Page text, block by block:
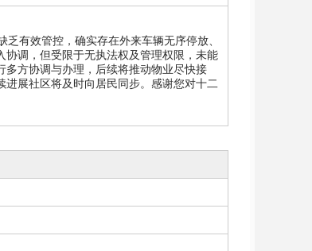
有效管控，确实存在外来车辆无序停放、
调，但受限于无执法权及管理权限，未能
方协调与办理，后续将推动物业尽快接
展社区将及时向居民同步。感谢您对十二